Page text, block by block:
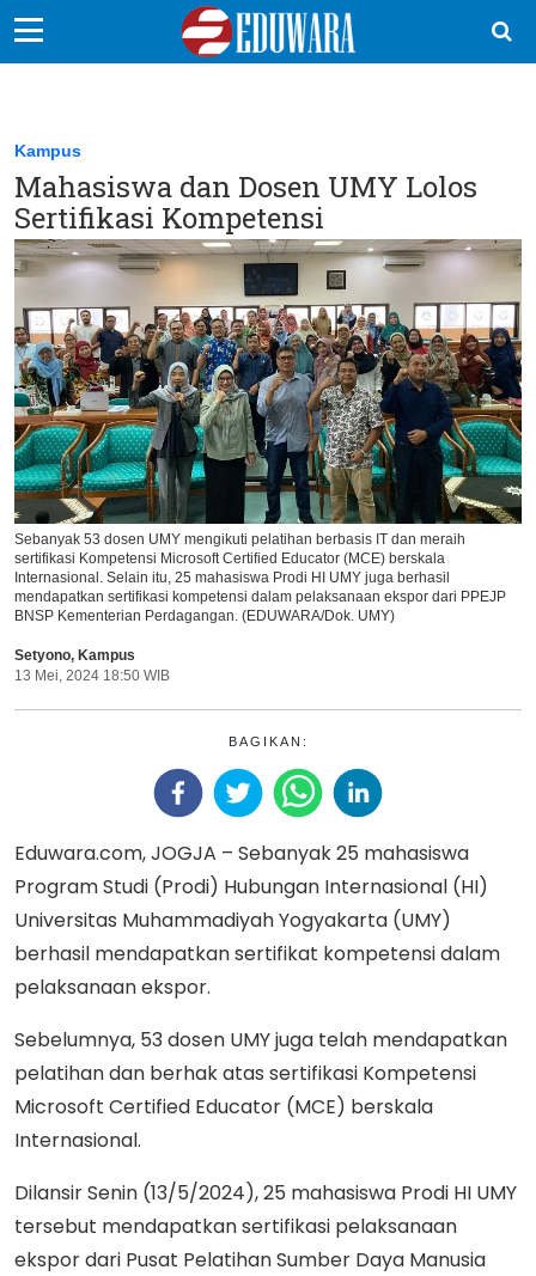
Sekolah Kita
Vokasi
Kampus
Idea
Sains
EduDana
Ikuti Kami di:
Kampus
Mahasiswa dan Dosen UMY Lolos
Sertifikasi Kompetensi
Sebanyak 53 dosen UMY mengikuti pelatihan berbasis IT dan meraih
sertifikasi Kompetensi Microsoft Certified Educator (MCE) berskala
Internasional. Selain itu, 25 mahasiswa Prodi HI UMY juga berhasil
mendapatkan sertifikasi kompetensi dalam pelaksanaan ekspor dari PPEJP
BNSP Kementerian Perdagangan. (EDUWARA/Dok. UMY)
Setyono, Kampus
13 Mei, 2024 18:50 WIB
BAGIKAN:
Eduwara.com, JOGJA – Sebanyak 25 mahasiswa
Program Studi (Prodi) Hubungan Internasional (HI)
Universitas Muhammadiyah Yogyakarta (UMY)
berhasil mendapatkan sertifikat kompetensi dalam
pelaksanaan ekspor.
Sebelumnya, 53 dosen UMY juga telah mendapatkan
pelatihan dan berhak atas sertifikasi Kompetensi
Microsoft Certified Educator (MCE) berskala
Internasional.
Dilansir Senin (13/5/2024), 25 mahasiswa Prodi HI UMY
tersebut mendapatkan sertifikasi pelaksanaan
ekspor dari Pusat Pelatihan Sumber Daya Manusia